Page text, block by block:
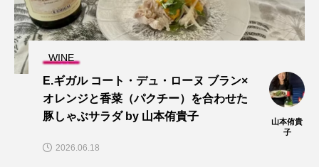
WINE
E.ギガル コート・デュ・ローヌ ブラン×
オレンジと香菜（パクチー）を合わせた
豚しゃぶサラダ by 山本侑貴子
山本侑貴
子
2026.06.18